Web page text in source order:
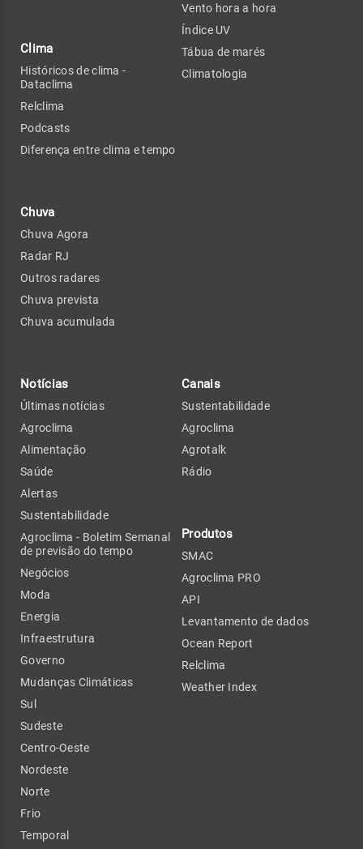
Clima
Históricos de clima -
Dataclima
Relclima
Podcasts
Diferença entre clima e tempo
Chuva
Chuva Agora
Radar RJ
Outros radares
Chuva prevista
Chuva acumulada
Vento hora a hora
Índice UV
Tábua de marés
Climatologia
Notícias
Últimas notícias
Agroclima
Alimentação
Saúde
Alertas
Sustentabilidade
Agroclima - Boletim Semanal
de previsão do tempo
Negócios
Moda
Energia
Infraestrutura
Governo
Mudanças Climáticas
Sul
Sudeste
Centro-Oeste
Nordeste
Norte
Frio
Temporal
Canais
Sustentabilidade
Agroclima
Agrotalk
Rádio
Produtos
SMAC
Agroclima PRO
API
Levantamento de dados
Ocean Report
Relclima
Weather Index